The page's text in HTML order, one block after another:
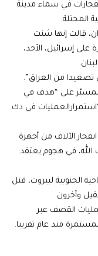
في سماء مدينة
المحتلة.
قالت إنها شنت
إسرائيل، الأحد،
تصعيدا من العراق”.
المسيّر على “هدف في
“استمرارالعمليات في دك
الآلاف من أجهزة
الله، في هجوم يعتقد
الجنوبية لبيروت، قتل
وآخرون.
القصف عبر
منذ عام تقريبا.